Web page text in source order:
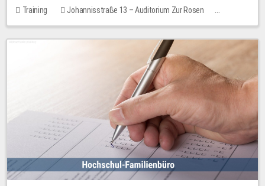
Training
Johannisstraße 13 – Auditorium Zur Rosen
11 places